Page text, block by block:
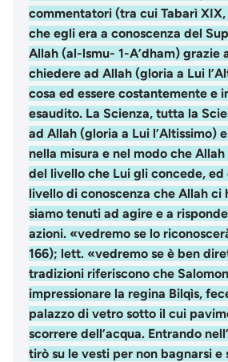
commentatori (tra cui Tabarì
che egli era a conoscenza del
Allah (al-lsmu- 1-A’dham) grazie
chiedere ad Allah (gloria a Lui
cosa ed essere costantemente e
esaudito. La Scienza, tutta la
ad Allah (gloria a Lui l’Altissimo)
nella misura e nel modo che
del livello che Lui gli concede, ed
livello di conoscenza che Allah ci
siamo tenuti ad agire e a
azioni. «vedremo se lo
166); lett. «vedremo se è ben
tradizioni riferiscono che
impressionare la regina Bilqìs,
palazzo di vetro sotto il cui
scorrere dell’acqua. Entrando
tirò su le vesti per non bagnarsi e